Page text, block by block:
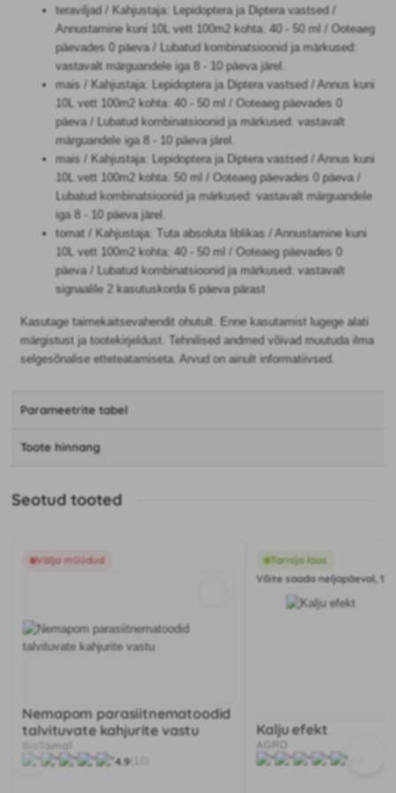
teraviljad / Kahjustaja: Lepidoptera ja Diptera vastsed /
Annustamine kuni 10L vett 100m2 kohta: 40 - 50 ml / Ooteaeg
päevades 0 päeva / Lubatud kombinatsioonid ja märkused:
vastavalt märguandele iga 8 - 10 päeva järel.
mais / Kahjustaja: Lepidoptera ja Diptera vastsed / Annus kuni
10L vett 100m2 kohta: 40 - 50 ml / Ooteaeg päevades 0
päeva / Lubatud kombinatsioonid ja märkused: vastavalt
märguandele iga 8 - 10 päeva järel.
mais / Kahjustaja: Lepidoptera ja Diptera vastsed / Annus kuni
10L vett 100m2 kohta: 50 ml / Ooteaeg päevades 0 päeva /
Lubatud kombinatsioonid ja märkused: vastavalt märguandele
iga 8 - 10 päeva järel.
tomat / Kahjustaja: Tuta absoluta liblikas / Annustamine kuni
10L vett 100m2 kohta: 40 - 50 ml / Ooteaeg päevades 0
päeva / Lubatud kombinatsioonid ja märkused: vastavalt
signaalile 2 kasutuskorda 6 päeva pärast
Kasutage taimekaitsevahendit ohutult. Enne kasutamist lugege alati
märgistust ja tootekirjeldust. Tehnilised andmed võivad muutuda ilma
selgesõnalise etteteatamiseta. Arvud on ainult informatiivsed.
Parameetrite tabel
Toote hinnang
Seotud tooted
Välja müüdud
Nemapom parasiitnematoodid
talvituvate kahjurite vastu
BioTomal
4.9(10)
Tarnija laos
Võite saada neljapäeval,
Kalju efekt
AGRO